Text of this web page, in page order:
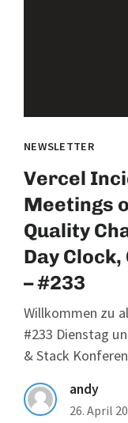
NEWSLETTER
Vercel
Meetings
Quality
Day
– #233
Willkommen zu
#233 Dienstag
& Stack
andy
26. April